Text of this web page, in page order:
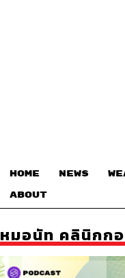
HOME NEWS
ABOUT
หมอนัท คลินิกก